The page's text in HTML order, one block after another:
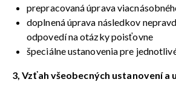
prepracovaná úprava
doplnená úprava následkov
odpovedí na otázky poisťovne
špeciálne ustanovenia pre
3, Vzťah všeobecných ustanovení a